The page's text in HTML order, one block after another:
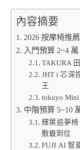
內容摘要
2026 按摩椅推
入門預算 2~4
TAKURA
JHT i 芯深
王
tokuyo Mini
中階預算 5~10
輝葉追夢椅
敷最到位
FUJI AI 智